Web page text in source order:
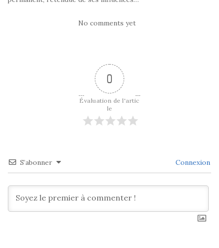
No comments yet
0
Évaluation de l'artic
le
S’abonner Connexion